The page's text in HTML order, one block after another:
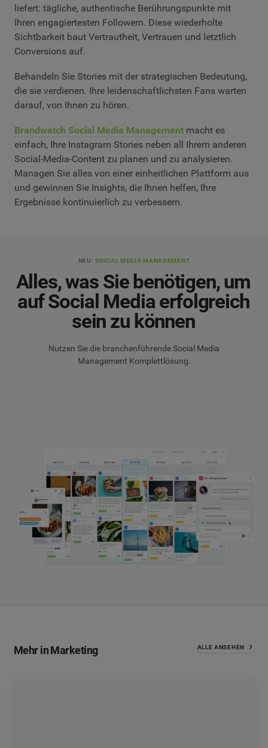
liefert: tägliche, authentische Berührungspunkte mit
Ihren engagiertesten Followern. Diese wiederholte
Sichtbarkeit baut Vertrautheit, Vertrauen und letztlich
Conversions auf.
Behandeln Sie Stories mit der strategischen Bedeutung,
die sie verdienen. Ihre leidenschaftlichsten Fans warten
darauf, von Ihnen zu hören.
Brandwatch Social Media Management macht es
einfach, Ihre Instagram Stories neben all Ihrem anderen
Social-Media-Content zu planen und zu analysieren.
Managen Sie alles von einer einheitlichen Plattform aus
und gewinnen Sie Insights, die Ihnen helfen, Ihre
Ergebnisse kontinuierlich zu verbessern.
NEU:SOCIAL MEDIA MANAGEMENT
Alles, was Sie benötigen, um
auf Social Media erfolgreich
sein zu können
Nutzen Sie die branchenführende Social Media
Management Komplettlösung.
Mehr in Marketing ALLE ANSEHEN